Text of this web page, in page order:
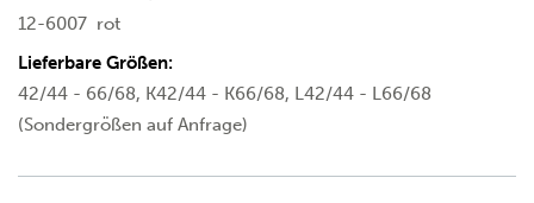
12-6007 rot
Lieferbare Größen:
42/44 - 66/68, K42/44 - K66/68, L42/44 - L66/68
(Sondergrößen auf Anfrage)